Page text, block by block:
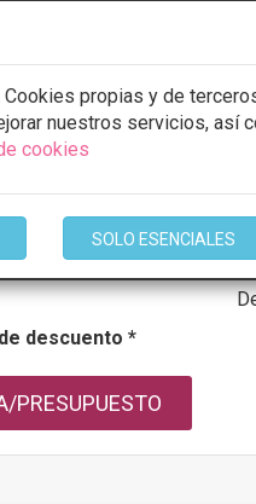
propias y de
nuestros servicios, así
cookies
SOLO ESENCIALES
descuento *
PRESUPUESTO